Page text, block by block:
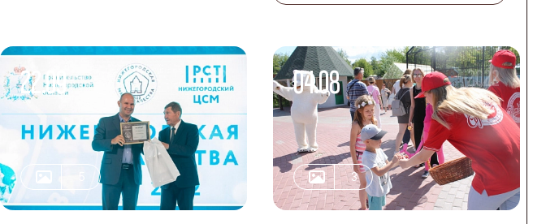
22.09 -2022 04.08 -2022
3